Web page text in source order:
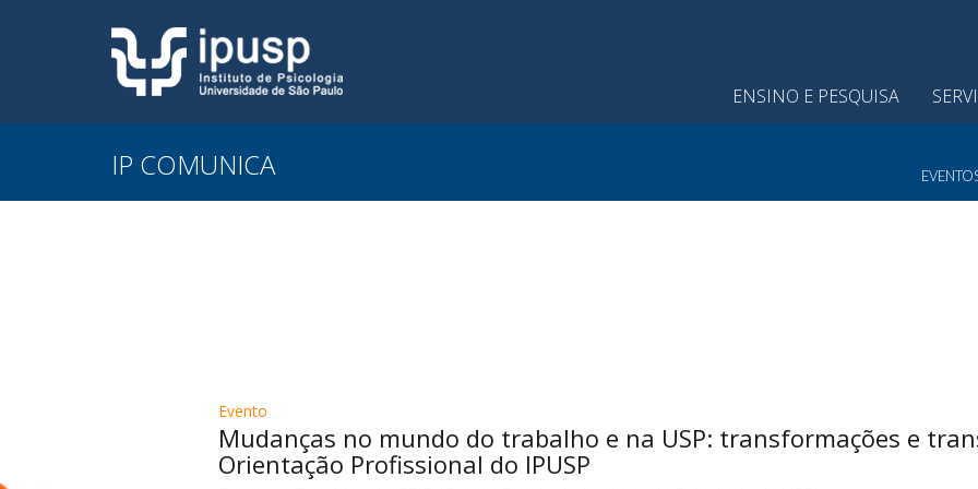
ENSINO E PESQUISA
IP COMUNICA
Evento
Mudanças no mundo do trabalho e na USP: transformações e
Orientação Profissional do IPUSP